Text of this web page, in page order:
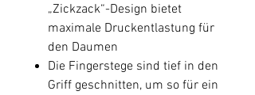
„Zickzack“-Design bietet
maximale Druckentlastung für
den Daumen
Die Fingerstege sind tief in den
Griff geschnitten, um so für ein